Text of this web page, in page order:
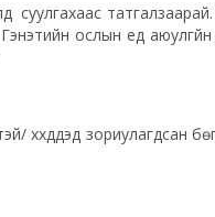
суулгахаас татгалзаарай.
ослын үед аюулгүйн
зориулагдсан